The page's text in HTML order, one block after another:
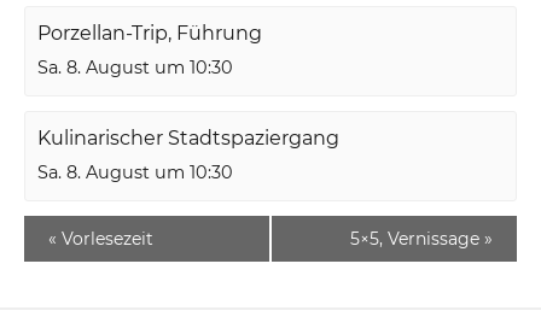
Porzellan-Trip, Führung
Sa. 8. August um 10:30
Kulinarischer Stadtspaziergang
Sa. 8. August um 10:30
« Vorlesezeit 5×5, Vernissage »